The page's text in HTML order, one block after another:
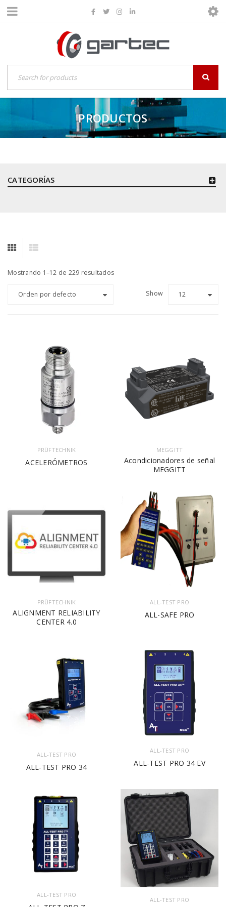
PRODUCTOS
CATEGORÍAS
Mostrando 1–12 de 229 resultados
Orden por defecto Show 12
PRÜFTECHNIK
ACELERÓMETROS
MEGGITT
Acondicionadores de señal
MEGGITT
PRÜFTECHNIK
ALIGNMENT RELIABILITY
CENTER 4.0
ALL-TEST PRO
ALL-SAFE PRO
ALL-TEST PRO
ALL-TEST PRO 34
ALL-TEST PRO
ALL-TEST PRO 34 EV
ALL-TEST PRO
ALL-TEST PRO